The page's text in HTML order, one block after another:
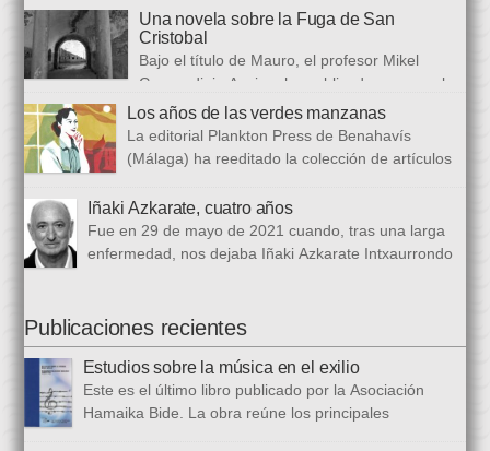
congreso internacional, con especialistas de muy diversas
universidades y procedencias. En esta ocasión se trata de
establecer paralelismos entre los fugitivos de la Guerra Civil
española y estos otros hombres y mujeres que arriban a
nuestro país desde territorios […]
Una novela sobre la Fuga de San
Cristobal
Bajo el título de Mauro, el profesor Mikel
Guerendiain Azpiroz ha publicado una novela
histórica en castellano en la que ficciona los sucesos de la
tristemente fuga del fuerte de San Cristobal, en el monte
Ezkaba, una de las mayores evasiones carcelarias de Europa,
que se convirtió en un auténtico baño de sangre: 206
republicanos […]
Los años de las verdes manzanas
La editorial Plankton Press de Benahavís
(Málaga) ha reeditado la colección de artículos
de las verdes manzanas” Cecilia García de Guilarte publicó del
1 de marzo al 24 de octubre de 1968, en el periódico franquista
La Voz de España. Esta colección, dieciséis artículos, había
sido parcialmente […]
Iñaki Azkarate, cuatro años
Fue en 29 de mayo de 2021 cuando, tras una larga
enfermedad, nos dejaba Iñaki Azkarate Intxaurrondo
desde sus mismos inicios. Entre nosotros dejó el recuerdo de
una persona trabajadora y comprometida, que huía de
protagonismos y cargos oficiales. Sus aficiones […]
Publicaciones recientes
Estudios sobre la música en el exilio
Este es el último libro publicado por la Asociación
Hamaika Bide. La obra reúne los principales